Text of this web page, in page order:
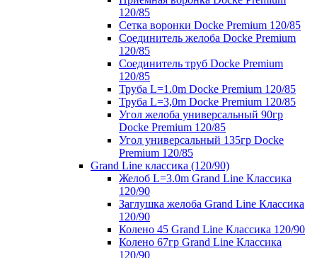
120/85
Сетка воронки Docke Premium 120/85
Соединитель желоба Docke Premium
120/85
Соединитель труб Docke Premium
120/85
Труба L=1.0m Docke Premium 120/85
Труба L=3,0m Docke Premium 120/85
Угол желоба универсальный 90гр
Docke Premium 120/85
Угол универсальный 135гр Docke
Premium 120/85
Grand Line классика (120/90)
Желоб L=3.0m Grand Line Классика
120/90
Заглушка желоба Grand Line Классика
120/90
Колено 45 Grand Line Классика 120/90
Колено 67гр Grand Line Классика
120/90